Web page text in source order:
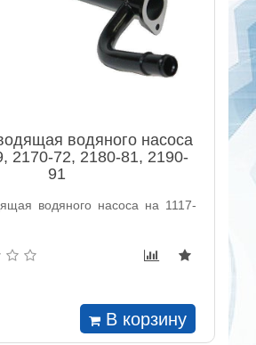
водяного насоса
2170-72, 2180-81, 2190-
91
водяного насоса на 1117-
В корзину